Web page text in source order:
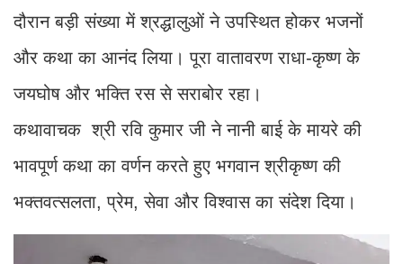
दौरान बड़ी संख्या में श्रद्धालुओं ने उपस्थित होकर भजनों
और कथा का आनंद लिया। पूरा वातावरण राधा-कृष्ण के
जयघोष और भक्ति रस से सराबोर रहा।
कथावाचक श्री रवि कुमार जी ने नानी बाई के मायरे की
भावपूर्ण कथा का वर्णन करते हुए भगवान श्रीकृष्ण की
भक्तवत्सलता, प्रेम, सेवा और विश्वास का संदेश दिया।